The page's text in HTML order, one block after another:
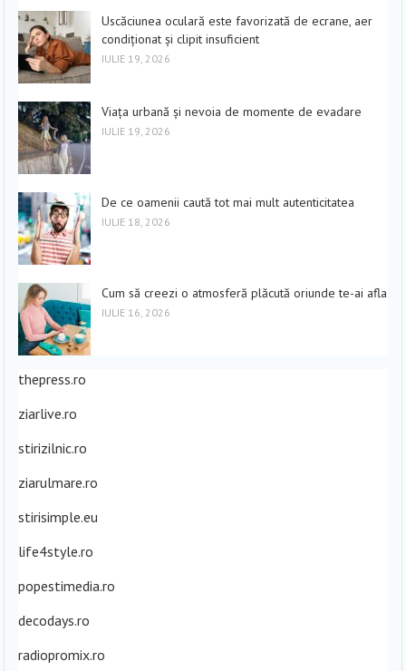
Uscăciunea oculară este favorizată de ecrane, aer
condiționat și clipit insuficient
IULIE 19, 2026
Viața urbană și nevoia de momente de evadare
IULIE 19, 2026
De ce oamenii caută tot mai mult autenticitatea
IULIE 18, 2026
Cum să creezi o atmosferă plăcută oriunde te-ai afla
IULIE 16, 2026
thepress.ro
ziarlive.ro
stirizilnic.ro
ziarulmare.ro
stirisimple.eu
life4style.ro
popestimedia.ro
decodays.ro
radiopromix.ro